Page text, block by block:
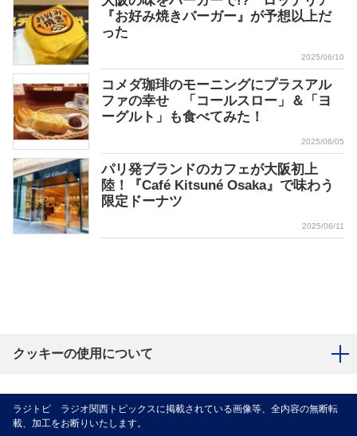
『お好み焼きバーガー』が予想以上だ
った
2025/06/10
コメダ珈琲のモーニングにプラスアル
ファの幸せ 「コールスロー」＆「ヨ
ーグルト」も食べてみた！
2025/06/05
パリ発ブランドのカフェが大阪初上
陸！『Café Kitsuné Osaka』で味わう
限定ドーナツ
2025/06/11
クッキーの使用について
ラジトピ ラジオ関西トピックスに掲載されている画像等、全内容の無断転
載、加工をお断りいたします。